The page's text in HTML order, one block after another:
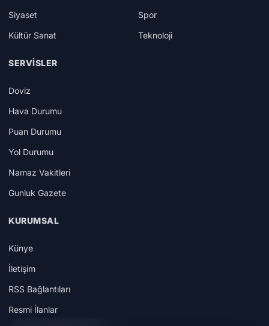
Siyaset
Spor
Kültür Sanat
Teknoloji
SERVISLER
Doviz
Hava Durumu
Puan Durumu
Yol Durumu
Namaz Vakitleri
Gunluk Gazete
KURUMSAL
Künye
İletişim
RSS Bağlantıları
Resmi İlanlar